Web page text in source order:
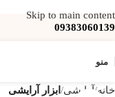
Skip to main content
09383060139
منو
خانه آرایشی ابزار آرایشی